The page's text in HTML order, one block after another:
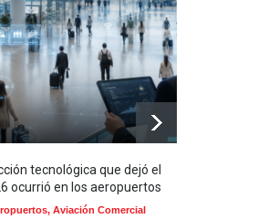
tecnológica que dejó el
ocurrió en los aeropuertos
, Aviación Comercial